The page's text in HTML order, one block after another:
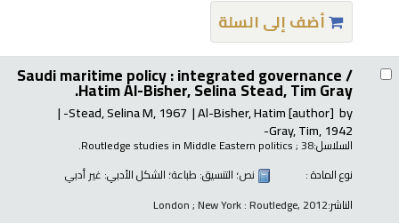
أضف إلى السلة
Saudi maritime policy : integrated governance /
Hatim Al-Bisher, Selina Stead, Tim Gray.
by
Al-Bisher, Hatim[author]
Stead, Selina M, 1967-
Gray, Tim, 1942-
السلاسل: Routledge studies in Middle Eastern politics; 38.
نوع المادة :
نص؛ التنسيق: طباعة؛ الشكل الأدبي: غير أدبي
الناشر:London ; New York : Routledge, 2012